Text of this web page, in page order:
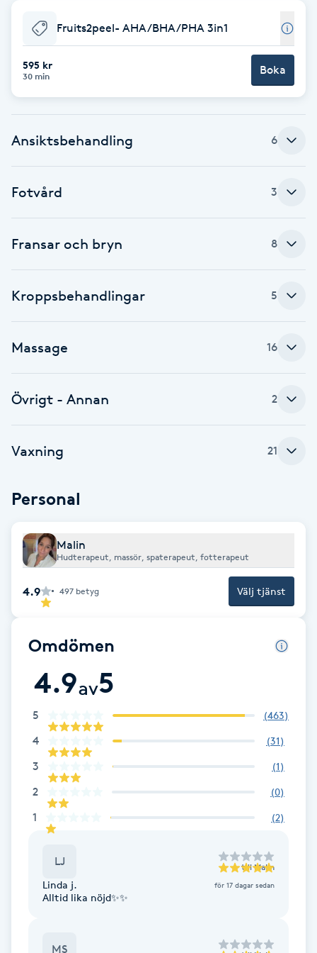
Babylights
Balayage
Barber
Barnklippning
Bottenfärg
Brynformning
Brynplockning
Bröllopsuppsättning
Coachning
Color correction
Cryoterapi
Damklippning
Dermapen
Diamantslipning
Enzympeeling
Eyeliner-tatuering
Fruits2peel- AHA/BHA/PHA 3in1
595 kr
30 min Boka
Ansiktsbehandling 6
Fotvård 3
Fransar och bryn 8
Kroppsbehandlingar 5
Massage 16
Övrigt - Annan 2
Vaxning 21
Personal
Malin
Hudterapeut, massör, spaterapeut, fotterapeut
4.9 497 betyg Välj tjänst
Omdömen
4.9av5
5 (463)
4 (31)
3 (1)
2 (0)
1 (2)
LJ till Malin
Linda j. för 17 dagar sedan
Alltid lika nöjd✨️✨️
MS